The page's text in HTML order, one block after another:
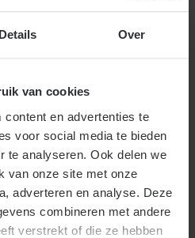
Details Over
van cookies
en advertenties te
voor social media te bieden
te analyseren. Ook delen we
van onze site met onze
adverteren en analyse. Deze
combineren met andere
verstrekt of die ze hebben
op voorraad
- September